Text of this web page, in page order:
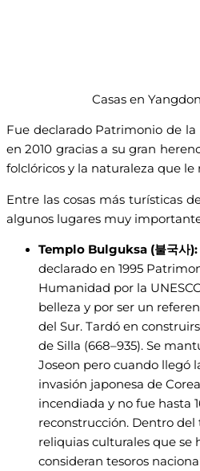
Casas en
Fue declarado Patrimonio de
en 2010 gracias a su gran
folclóricos y la naturaleza que le
Entre las cosas más turísticas
algunos lugares muy
Templo Bulguksa (불국사):
declarado en 1995
Humanidad por la
belleza y por ser un
del Sur. Tardó en
de Silla (668–935). Se
Joseon pero cuando llegó
invasión japonesa de
incendiada y no fue hasta
reconstrucción. Dentro
reliquias culturales que se
consideran tesoros